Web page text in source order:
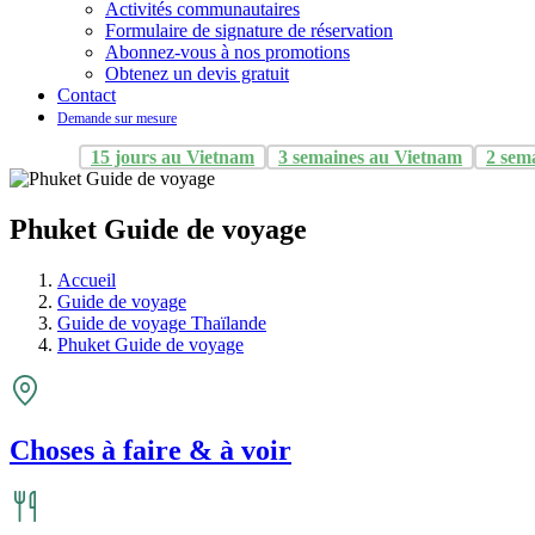
Activités communautaires
Formulaire de signature de réservation
Abonnez-vous à nos promotions
Obtenez un devis gratuit
Contact
Demande sur mesure
15 jours au Vietnam 3 semaines au Vietnam 2
Phuket Guide de voyage
Accueil
Guide de voyage
Guide de voyage Thaïlande
Phuket Guide de voyage
Choses à faire & à voir